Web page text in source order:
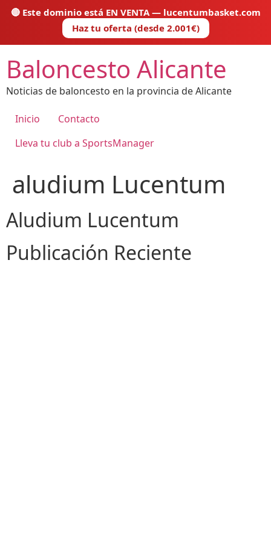
🔴 Este dominio está EN VENTA — lucentumbasket.com
Haz tu oferta (desde 2.001€)
contenido
Baloncesto Alicante
Noticias de baloncesto en la provincia de Alicante
Inicio
Contacto
Lleva tu club a SportsManager
aludium Lucentum
Aludium Lucentum
Publicación Reciente